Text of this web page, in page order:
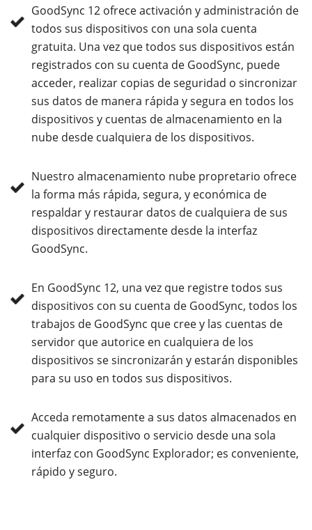
GoodSync 12 ofrece activación y administración de
todos sus dispositivos con una sola cuenta
gratuita. Una vez que todos sus dispositivos están
registrados con su cuenta de GoodSync, puede
acceder, realizar copias de seguridad o sincronizar
sus datos de manera rápida y segura en todos los
dispositivos y cuentas de almacenamiento en la
nube desde cualquiera de los dispositivos.
Nuestro almacenamiento nube propretario ofrece
la forma más rápida, segura, y económica de
respaldar y restaurar datos de cualquiera de sus
dispositivos directamente desde la interfaz
GoodSync.
En GoodSync 12, una vez que registre todos sus
dispositivos con su cuenta de GoodSync, todos los
trabajos de GoodSync que cree y las cuentas de
servidor que autorice en cualquiera de los
dispositivos se sincronizarán y estarán disponibles
para su uso en todos sus dispositivos.
Acceda remotamente a sus datos almacenados en
cualquier dispositivo o servicio desde una sola
interfaz con GoodSync Explorador; es conveniente,
rápido y seguro.